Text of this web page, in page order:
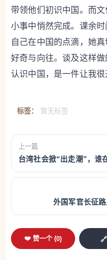
带领他们初识中国。而
小事中悄然完成。课余
自己在中国的点滴，她
好奇与向往。谈及这样
认识中国，是一件让我很
标签： 暂无标签
上一篇
台湾社会掀“出走潮”，谁
外国军官长征
❤️ 赞一个 (0)